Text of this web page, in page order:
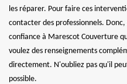
les réparer. Pour faire ces
contacter des professionnels.
confiance à Marescot Couverture
voulez des renseignements
directement. N'oubliez pas qu'il
possible.